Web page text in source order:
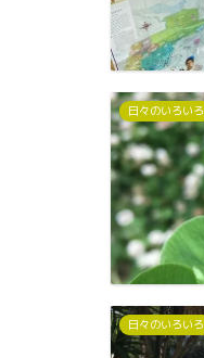
日々のいろいろ
日々のいろいろ